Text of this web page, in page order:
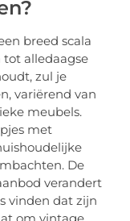
breed scala
alledaagse
zul je
variërend van
meubels.
met
De
verandert
vinden dat zijn